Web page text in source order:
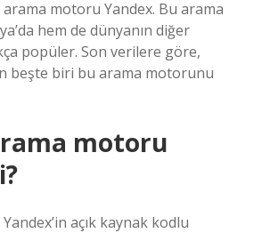
arama motoru Yandex. Bu arama
hem de dünyanın diğer
popüler. Son verilere göre,
beşte biri bu arama motorunu
motoru
açık kaynak kodlu